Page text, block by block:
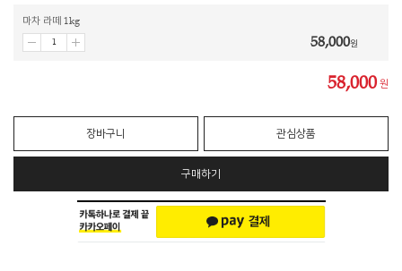
마차 라떼 1kg
58,000원
58,000 원
장바구니 관심상품
구매하기